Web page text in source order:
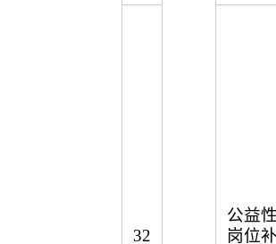
32
公益性
岗位补